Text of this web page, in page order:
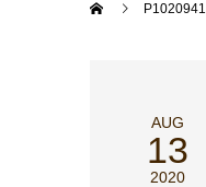
P1020941
AUG
13
2020